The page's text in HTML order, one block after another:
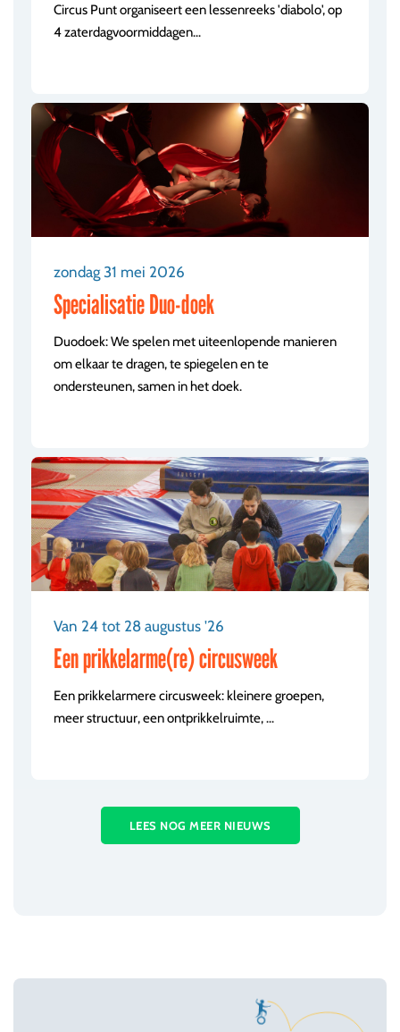
Circus Punt organiseert een lessenreeks 'diabolo', op
4 zaterdagvoormiddagen...
zondag 31 mei 2026
Specialisatie Duo-doek
Duodoek: We spelen met uiteenlopende manieren
om elkaar te dragen, te spiegelen en te
ondersteunen, samen in het doek.
Van 24 tot 28 augustus '26
Een prikkelarme(re) circusweek
Een prikkelarmere circusweek: kleinere groepen,
meer structuur, een ontprikkelruimte, ...
LEES NOG MEER NIEUWS